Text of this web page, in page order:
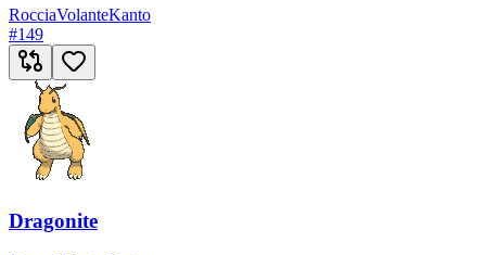
RocciaVolanteKanto
#149
Dragonite